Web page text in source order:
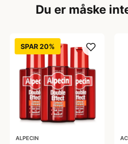
Du er måske
SPAR 20%
ALPECIN